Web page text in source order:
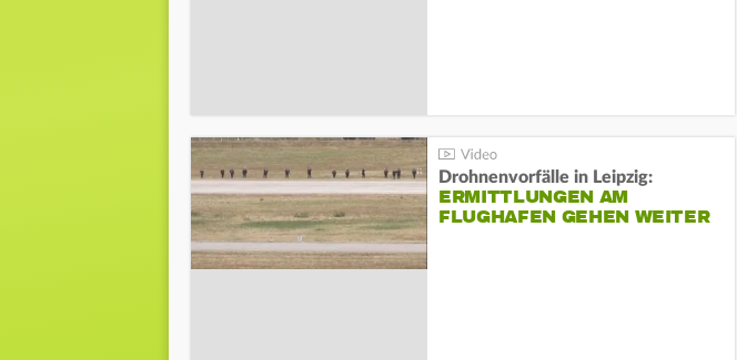
Drohnenvorfälle in Leipzig:
ERMITTLUNGEN AM
FLUGHAFEN GEHEN WEITER